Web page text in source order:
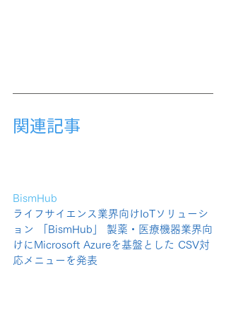
関連記事
BismHub
ライフサイエンス業界向けIoTソリューシ
ョン 「BismHub」 製薬・医療機器業界向
けにMicrosoft Azureを基盤とした CSV対
応メニューを発表